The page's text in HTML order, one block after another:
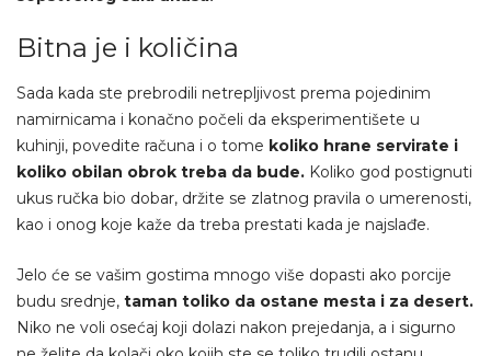
Bitna je i količina
Sada kada ste prebrodili netrepljivost prema pojedinim
namirnicama i konačno počeli da eksperimentišete u
kuhinji, povedite računa i o tome koliko hrane servirate i
koliko obilan obrok treba da bude. Koliko god postignuti
ukus ručka bio dobar, držite se zlatnog pravila o umerenosti,
kao i onog koje kaže da treba prestati kada je najslađe.
Jelo će se vašim gostima mnogo više dopasti ako porcije
budu srednje, taman toliko da ostane mesta i za desert.
Niko ne voli osećaj koji dolazi nakon prejedanja, a i sigurno